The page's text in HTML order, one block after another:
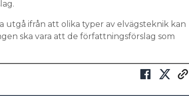
utgå ifrån att olika typer av elvägsteknik kan
ska vara att de författningsförslag som